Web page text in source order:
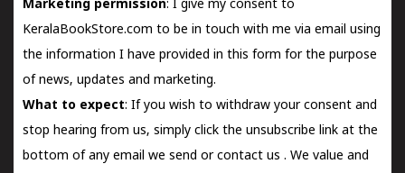
Marketing permission: I give my consent to
KeralaBookStore.com to be in touch with me via email using
the information I have provided in this form for the purpose
of news, updates and marketing.
What to expect: If you wish to withdraw your consent and
stop hearing from us, simply click the unsubscribe link at the
bottom of any email we send orcontact us . We value and